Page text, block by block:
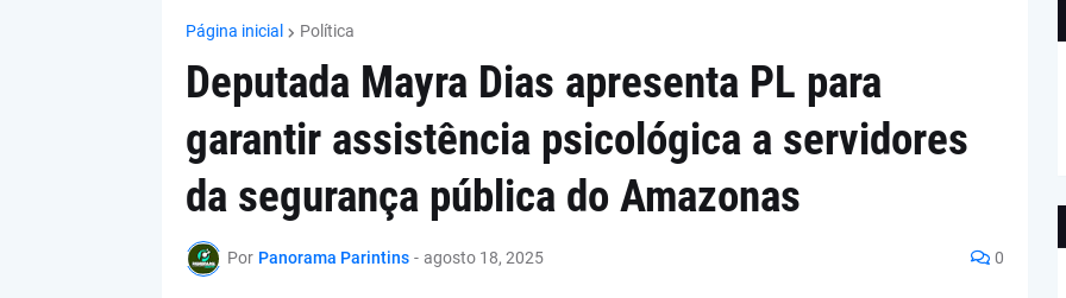
Página inicial Política
Deputada Mayra Dias apresenta PL para
garantir assistência psicológica a servidores
da segurança pública do Amazonas
Por Panorama Parintins - agosto 18, 2025 0